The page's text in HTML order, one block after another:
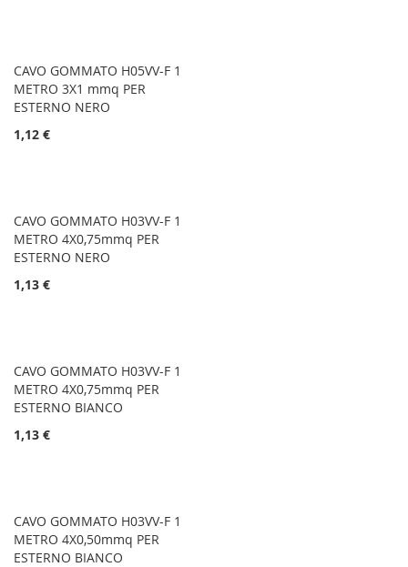
CAVO GOMMATO H05VV-F 1
METRO 3X1 mmq PER
ESTERNO NERO
1,12 €
CAVO GOMMATO H03VV-F 1
METRO 4X0,75mmq PER
ESTERNO NERO
1,13 €
CAVO GOMMATO H03VV-F 1
METRO 4X0,75mmq PER
ESTERNO BIANCO
1,13 €
CAVO GOMMATO H03VV-F 1
METRO 4X0,50mmq PER
ESTERNO BIANCO